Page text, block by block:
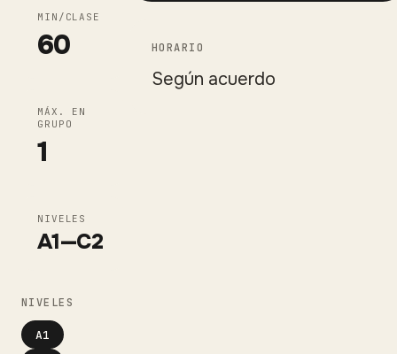
MIN/CLASE
60
MÁX. EN
GRUPO
1
NIVELES
A1—C2
NIVELES
A1
HORARIO
Según acuerdo